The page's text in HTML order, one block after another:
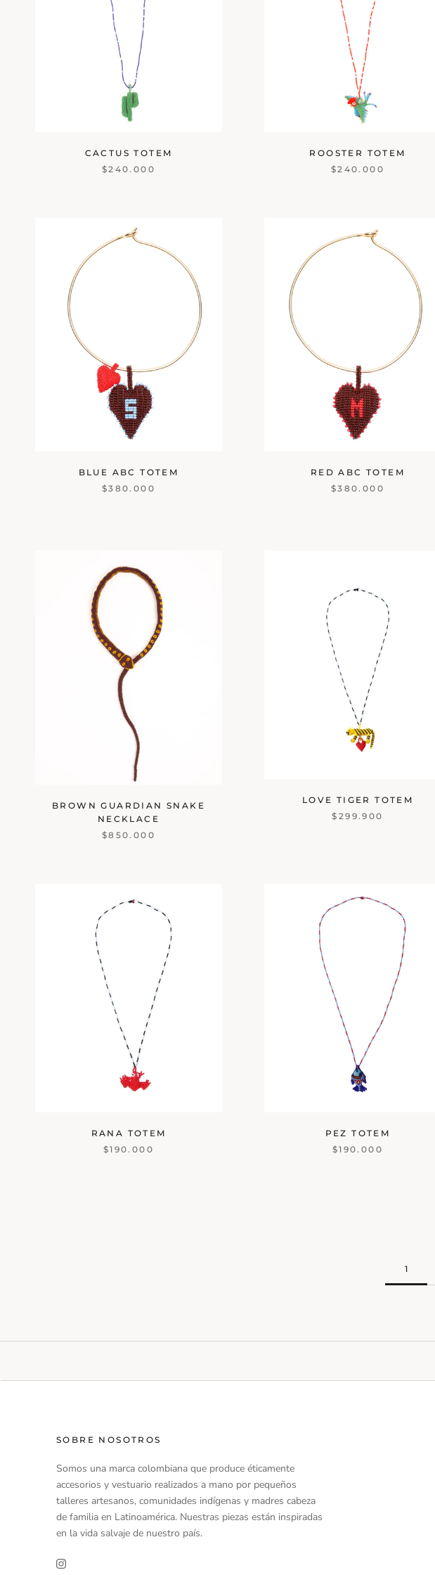
CACTUS TOTEM
$240.000
ROOSTER TOTEM
$240.000
BLUE ABC TOTEM
$380.000
RED ABC TOTEM
$380.000
BROWN GUARDIAN SNAKE
NECKLACE
$850.000
LOVE TIGER TOTEM
$299.900
RANA TOTEM
$190.000
PEZ TOTEM
$190.000
1
SOBRE NOSOTROS
Somos una marca colombiana que produce éticamente
accesorios y vestuario realizados a mano por pequeños
talleres artesanos, comunidades indígenas y madres cabeza
de familia en Latinoamérica. Nuestras piezas están inspiradas
en la vida salvaje de nuestro país.